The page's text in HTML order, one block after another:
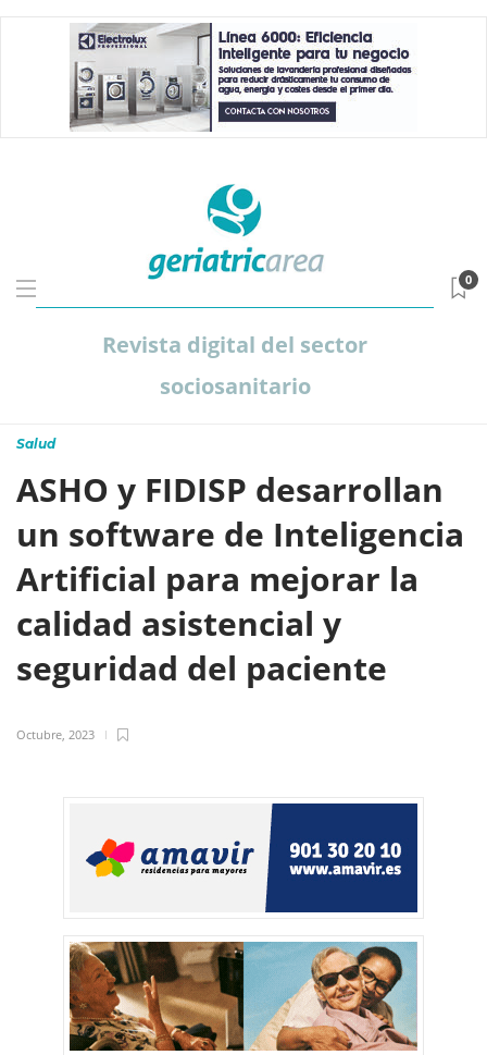
Revista digital del sector
sociosanitario
0
Salud
ASHO y FIDISP desarrollan
un software de Inteligencia
Artificial para mejorar la
calidad asistencial y
seguridad del paciente
Octubre, 2023